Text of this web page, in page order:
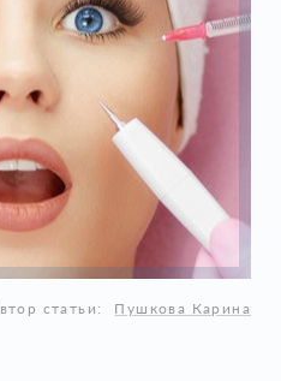
статьи: Пушкова Карина